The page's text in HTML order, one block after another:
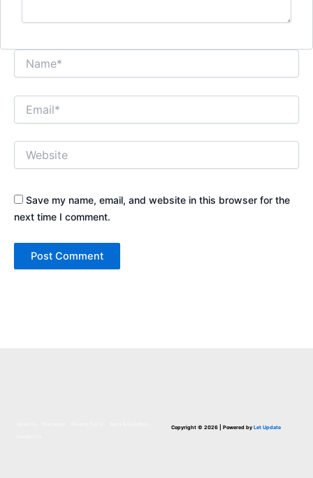
Name*
Email*
Website
Save my name, email, and website in this browser for the
next time I comment.
Copyright © 2026 | Powered by Let Update